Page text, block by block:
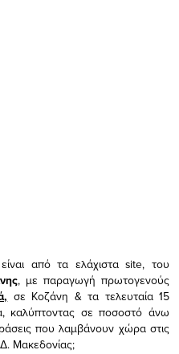
είναι από τα ελάχισταsite, του
, με παραγωγή πρωτογενούς
σε Κοζάνη & τα τελευταία 15
καλύπτοντας σε ποσοστό άνω
που λαμβάνουν χώρα στις
Μακεδονίας;